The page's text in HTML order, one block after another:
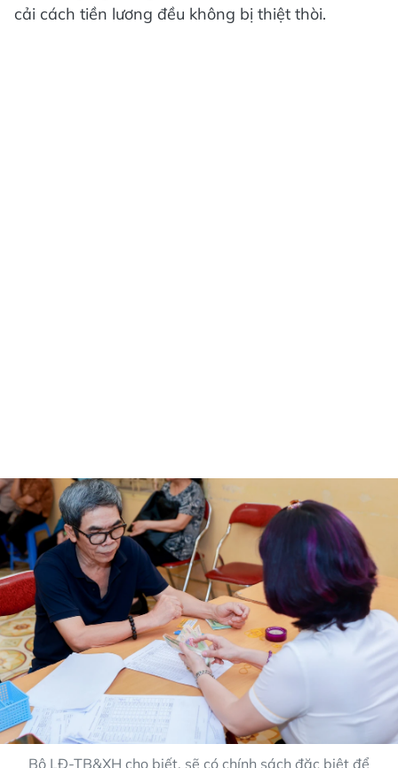
cải cách tiền lương đều không bị thiệt thòi.
Bộ LĐ-TB&XH cho biết, sẽ có chính sách đặc biệt để